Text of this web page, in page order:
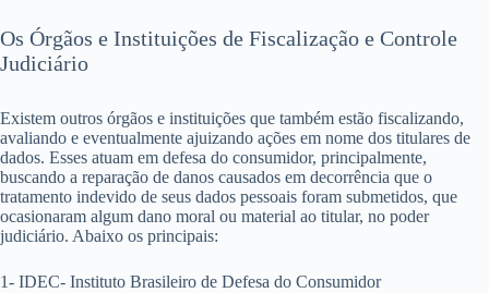
Os Órgãos e Instituições de Fiscalização e Controle
Judiciário
Existem outros órgãos e instituições que também estão fiscalizando,
avaliando e eventualmente ajuizando ações em nome dos titulares de
dados. Esses atuam em defesa do consumidor, principalmente,
buscando a reparação de danos causados em decorrência que o
tratamento indevido de seus dados pessoais foram submetidos, que
ocasionaram algum dano moral ou material ao titular, no poder
judiciário. Abaixo os principais:
1- IDEC- Instituto Brasileiro de Defesa do Consumidor